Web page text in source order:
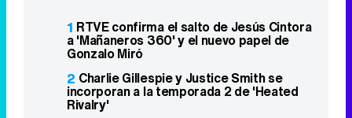
1 RTVE confirma el salto de Jesús Cintora
a 'Mañaneros 360' y el nuevo papel de
Gonzalo Miró
2 Charlie Gillespie y Justice Smith se
incorporan a la temporada 2 de 'Heated
Rivalry'